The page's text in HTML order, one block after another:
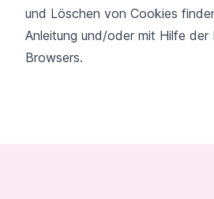
und Löschen von Cookies
Anleitung und/oder mit Hilfe der
Browsers.